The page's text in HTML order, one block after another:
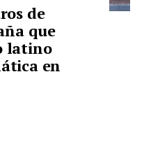
de
que
latino
en